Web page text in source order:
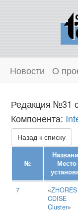
Новости О
Редакция №31
Компонента:
Назад к списку
№
Место
7
«ZHORES
CDISE
Cluster»